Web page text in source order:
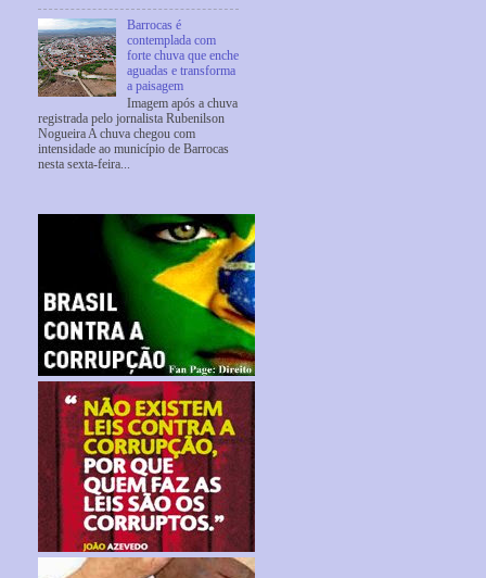
Barrocas é
contemplada com
forte chuva que enche
aguadas e transforma
a paisagem
Imagem após a chuva
registrada pelo jornalista Rubenilson
Nogueira A chuva chegou com
intensidade ao município de Barrocas
nesta sexta-feira...